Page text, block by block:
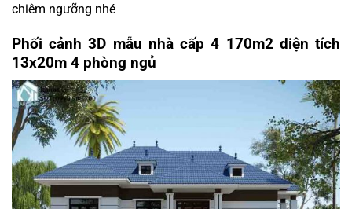
chiêm ngưỡng nhé
Phối cảnh 3D mẫu nhà cấp 4 170m2 diện tích
13x20m 4 phòng ngủ